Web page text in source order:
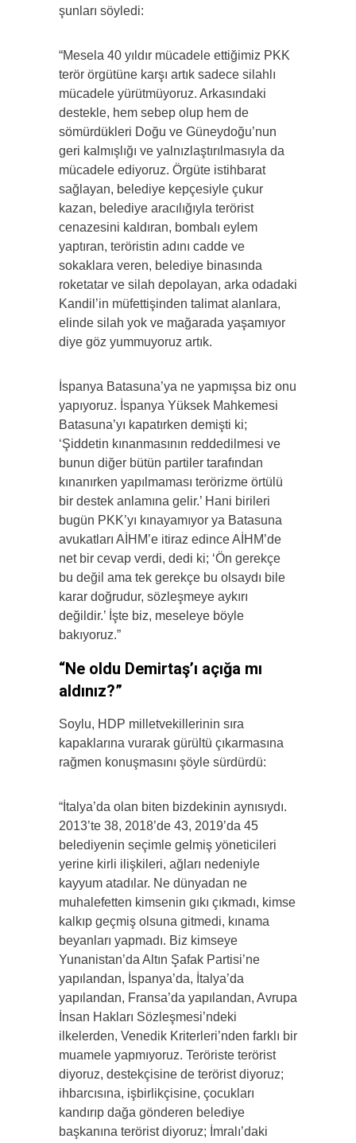
şunları söyledi:
“Mesela 40 yıldır mücadele ettiğimiz PKK
terör örgütüne karşı artık sadece silahlı
mücadele yürütmüyoruz. Arkasındaki
destekle, hem sebep olup hem de
sömürdükleri Doğu ve Güneydoğu’nun
geri kalmışlığı ve yalnızlaştırılmasıyla da
mücadele ediyoruz. Örgüte istihbarat
sağlayan, belediye kepçesiyle çukur
kazan, belediye aracılığıyla terörist
cenazesini kaldıran, bombalı eylem
yaptıran, teröristin adını cadde ve
sokaklara veren, belediye binasında
roketatar ve silah depolayan, arka odadaki
Kandil’in müfettişinden talimat alanlara,
elinde silah yok ve mağarada yaşamıyor
diye göz yummuyoruz artık.
İspanya Batasuna’ya ne yapmışsa biz onu
yapıyoruz. İspanya Yüksek Mahkemesi
Batasuna’yı kapatırken demişti ki;
‘Şiddetin kınanmasının reddedilmesi ve
bunun diğer bütün partiler tarafından
kınanırken yapılmaması terörizme örtülü
bir destek anlamına gelir.’ Hani birileri
bugün PKK’yı kınayamıyor ya Batasuna
avukatları AİHM’e itiraz edince AİHM’de
net bir cevap verdi, dedi ki; ‘Ön gerekçe
bu değil ama tek gerekçe bu olsaydı bile
karar doğrudur, sözleşmeye aykırı
değildir.’ İşte biz, meseleye böyle
bakıyoruz.”
“Ne oldu Demirtaş’ı açığa mı
aldınız?”
Soylu, HDP milletvekillerinin sıra
kapaklarına vurarak gürültü çıkarmasına
rağmen konuşmasını şöyle sürdürdü:
“İtalya’da olan biten bizdekinin aynısıydı.
2013’te 38, 2018’de 43, 2019’da 45
belediyenin seçimle gelmiş yöneticileri
yerine kirli ilişkileri, ağları nedeniyle
kayyum atadılar. Ne dünyadan ne
muhalefetten kimsenin gıkı çıkmadı, kimse
kalkıp geçmiş olsuna gitmedi, kınama
beyanları yapmadı. Biz kimseye
Yunanistan’da Altın Şafak Partisi’ne
yapılandan, İspanya’da, İtalya’da
yapılandan, Fransa’da yapılandan, Avrupa
İnsan Hakları Sözleşmesi’ndeki
ilkelerden, Venedik Kriterleri’nden farklı bir
muamele yapmıyoruz. Teröriste terörist
diyoruz, destekçisine de terörist diyoruz;
ihbarcısına, işbirlikçisine, çocukları
kandırıp dağa gönderen belediye
başkanına terörist diyoruz; İmralı’daki